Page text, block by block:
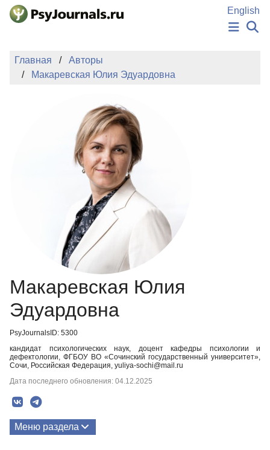
Перейти к основному содержанию
English
ИЗДАНИЯ
АВТОРЫ
БАЗА ЗНАНИЙ
КЛЮЧЕВЫЕ СЛОВА
Регистрация
Главная
Авторы
Макаревская Юлия Эдуардовна
Макаревская Юлия
Эдуардовна
PsyJournalsID: 5300
кандидат психологических наук, доцент кафедры психологии и
дефектологии, ФГБОУ ВО «Сочинский государственный университет»,
Сочи, Российская Федерация, yuliya-sochi@mail.ru
Дата последнего обновления: 04.12.2025
Меню раздела